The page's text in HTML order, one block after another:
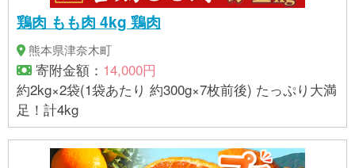
鶏肉 もも肉 4kg 鶏肉
熊本県津奈木町
寄附金額： 14,000円
約2kg×2袋(1袋あたり 約300g×7枚前後) たっぷり大満
足！計4kg